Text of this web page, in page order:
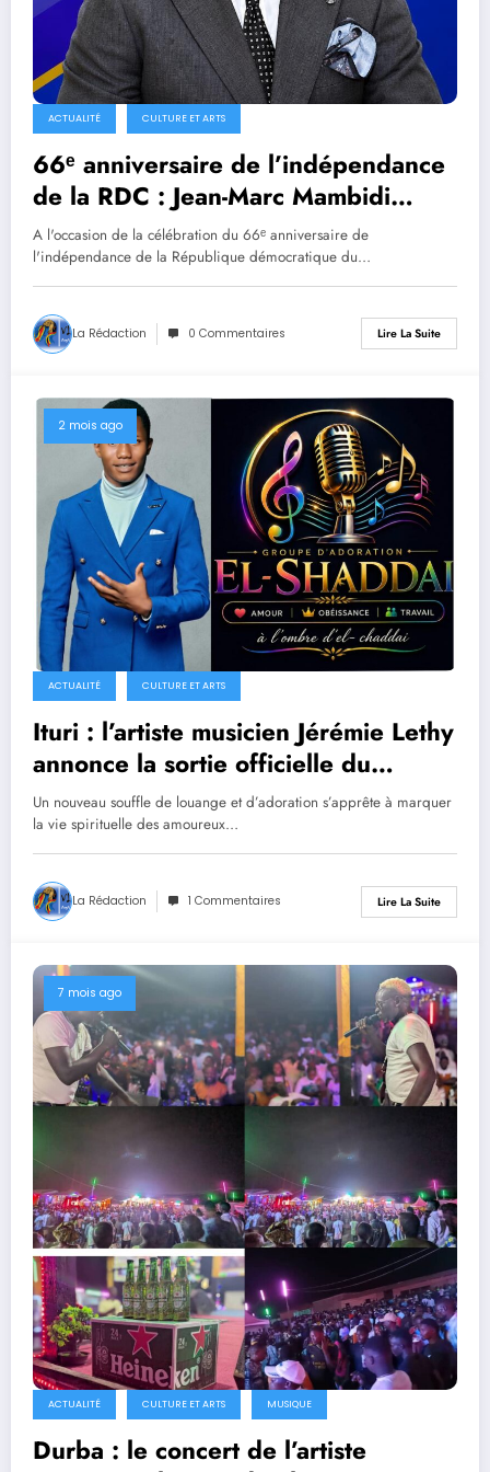
ACTUALITÉ CULTURE ET ARTS
66ᵉ anniversaire de l’indépendance
de la RDC : Jean-Marc Mambidi
Koloboro appelle au patriotisme, à la
vigilance et au soutien des Léopards
A l'occasion de la célébration du 66ᵉ anniversaire de
l'indépendance de la République démocratique du…
La Rédaction 0 Commentaires Lire La Suite
2 mois ago
ACTUALITÉ CULTURE ET ARTS
Ituri : l’artiste musicien Jérémie Lethy
annonce la sortie officielle du
groupe d’adoration EL Shaddaï à
Ariwara
Un nouveau souffle de louange et d’adoration s’apprête à marquer
la vie spirituelle des amoureux…
La Rédaction 1 Commentaires Lire La Suite
7 mois ago
ACTUALITÉ CULTURE ET ARTS MUSIQUE
Durba : le concert de l’artiste